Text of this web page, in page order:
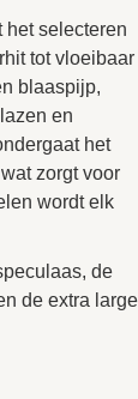
het selecteren
tot vloeibaar
blaaspijp,
en
het
zorgt voor
wordt elk
de
de extra large